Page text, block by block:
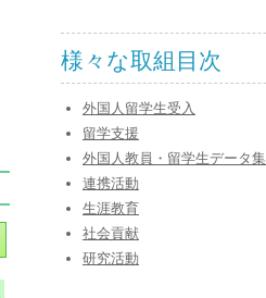
様々な取組目次
外国人留学生受入
留学支援
外国人教員・留学生データ集
連携活動
生涯教育
社会貢献
研究活動